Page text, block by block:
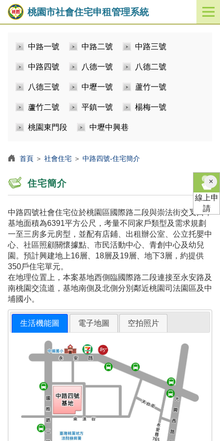
桃園市社會住宅申租管理系統
開
啟
中路一號 中路二號 中路三號
中路四號 八德一號 八德二號
八德三號 中壢一號 蘆竹一號
蘆竹二號 平鎮一號 楊梅一號
桃園東門段 中壢中興巷
首頁 ＞ 社會住宅 ＞ 中路四號-住宅簡介
住宅簡介
中路四號社會住宅位於桃園區國際路二段與崇法街交叉口，
基地面積為6391平方公尺，考量不同家戶類型及需求規劃
一至三房多元房型，並配有店鋪、出租辦公室、公立托嬰中
心、社區照顧關懷據點、市民活動中心、青創中心及幼兒
園。預計興建地上16層、18層及19層、地下3層，約提供
350戶住宅單元。
在地理位置上，本案基地西側臨國際路二段連接至永安路及
南桃園交流道，基地南側及北側分別鄰近桃園司法園區及中
埔國小。
生活機能圖 電子地圖 空拍照片
×關
閉
線上申
請